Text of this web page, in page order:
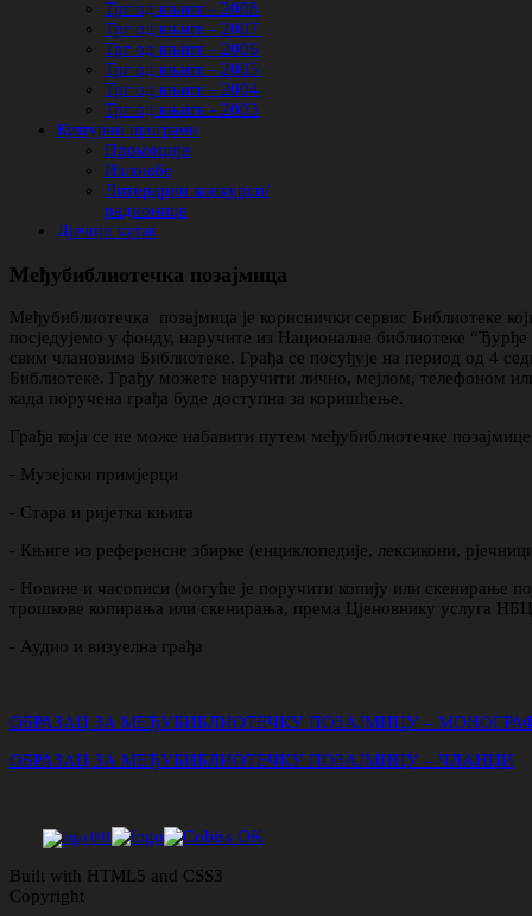
Трг од књиге - 2008
Трг од књиге - 2007
Трг од књиге - 2006
Трг од књиге - 2005
Трг од књиге - 2004
Трг од књиге - 2003
Културни програми
Промоције
Изложбе
Литерарни конкурси/
радионице
Дјечији кутак
Међубиблиотечка позајмица
Међубиблиотечка позајмица је кориснички сервис Библиотеке
посједујемо у фонду, наручите из Националне библиотеке
свим члановима Библиотеке. Грађа се посуђује на период од 4
Библиотеке. Грађу можете наручити лично, мејлом, телефоном
када поручена грађа буде доступна за коришћење.
Грађа која се не може набавити путем међубиблиотечке
- Музејски примјерци
- Стара и ријетка књига
- Књиге из референсне збирке (енциклопедије, лексикони,
- Новине и часописи (могуће је поручити копију или скенирање
трошкове копирања или скенирања, према Цјеновнику услуга
- Аудио и визуелна грађа
ОБРАЗАЦ ЗА МЕЂУБИБЛИОТЕЧКУ ПОЗАЈМИЦУ –
ОБРАЗАЦ ЗА МЕЂУБИБЛИОТЕЧКУ ПОЗАЈМИЦУ – ЧЛАНЦИ
Built with HTML5 and CSS3
Copyright